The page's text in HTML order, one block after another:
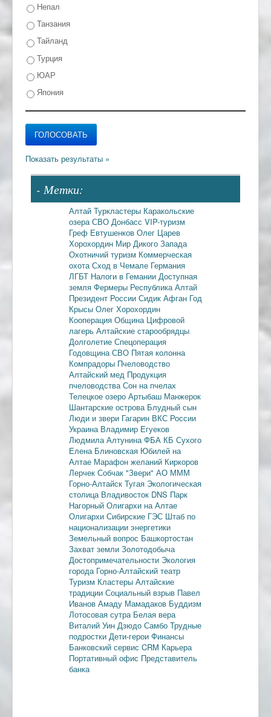
Непал
Танзания
Тайланд
Турция
ЮАР
Япония
- Метки:
Алтай Туркластеры Каракольские
озера СВО Донбасс VIP-туризм
Греф Евтушенков Олег Царев
Хорохордин Мир Дикого Запада
Охотничий туризм Коммерческая
охота Сход в Чемале Германия
ЛГБТ Налоги в Гемании Доступная
земля Фермеры Республика Алтай
Президент России Сидик Афган Год
Крысы Олег Хорохордин
Кооперация Община Цифровой
лагерь Алтайские старообрядцы
Долголетие Спецоперация
Годовщина СВО Пятая колонна
Компрадоры Пчеловодство
Алтайский мед Продукция
пчеловодства Сон на пчелах
Телецкое озеро Артыбаш Манжерок
Шантарские острова Блудный сын
Люди и звери Гагарин ВКС России
Украина Владимир Егуеков
Людмила Алтунина ФБА КБ Сухого
Елена Блиновская Юбилей на
Алтае Марафон желаний Киркоров
Лерчек Собчак "Звери" АО МММ
Горно-Алтайск Тугая Экологическая
столица Владивосток DNS Парк
Нагорный Олигархи на Алтае
Олигархи Сибирские ГЭС Штаб по
национализации энергетики
Земельный вопрос Башкортостан
Захват земли Золотодобыча
Достопримечательности Экология
города Горно-Алтайский театр
Туризм Кластеры Алтайские
традиции Социальный взрыв Павел
Иванов Амаду Мамадаков Буддизм
Лотосовая сутра Белая вера
Виталий Уин Дзюдо Самбо Трудные
подростки Дети-герои Финансы
Банковский сервис CRM Карьера
Портативный офис Представитель
банка